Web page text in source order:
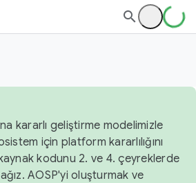
kararlı geliştirme modelimizle
için platform kararlılığını
kodunu 2. ve 4. çeyreklerde
AOSP'yi oluşturmak ve